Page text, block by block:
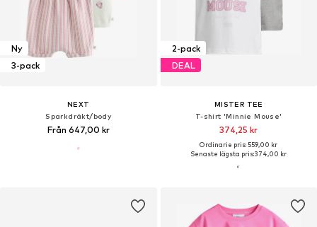
Ny
3-pack
NEXT
Sparkdräkt/body
Från 647,00 kr
2-pack
DEAL
MISTER TEE
T-shirt 'Minnie Mouse'
374,25 kr
Ordinarie pris: 559,00 kr
Senaste lägsta pris:374,00 kr